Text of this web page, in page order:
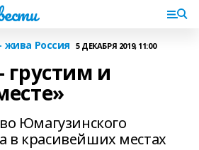
жива Россия 5 ДЕКАБРЯ 2019, 11:00
грустим и
Юмагузинского
в красивейших местах